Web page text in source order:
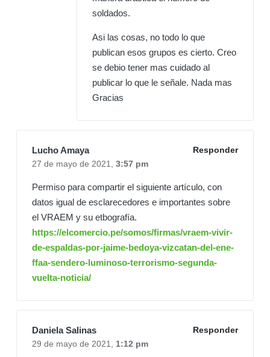
soldados.
Asi las cosas, no todo lo que
publican esos grupos es cierto. Creo
se debio tener mas cuidado al
publicar lo que le señale. Nada mas
Gracias
Lucho Amaya
Responder
27 de mayo de 2021, 3:57 pm
Permiso para compartir el siguiente artículo, con
datos igual de esclarecedores e importantes sobre
el VRAEM y su etbografía.
https://elcomercio.pe/somos/firmas/vraem-vivir-
de-espaldas-por-jaime-bedoya-vizcatan-del-ene-
ffaa-sendero-luminoso-terrorismo-segunda-
vuelta-noticia/
Daniela Salinas
Responder
29 de mayo de 2021, 1:12 pm